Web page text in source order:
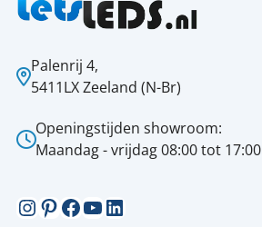
Palenrij 4,
5411LX Zeeland (N-Br)
Openingstijden showroom:
Maandag - vrijdag 08:00 tot 17:00
Instagram
Pinterest
Facebook
YouTube
LinkedIn